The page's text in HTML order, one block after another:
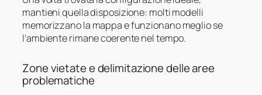
mantieni quella disposizione: molti modelli
memorizzano la mappa e funzionano meglio se
l’ambiente rimane coerente nel tempo.
Zone vietate e delimitazione delle aree
problematiche